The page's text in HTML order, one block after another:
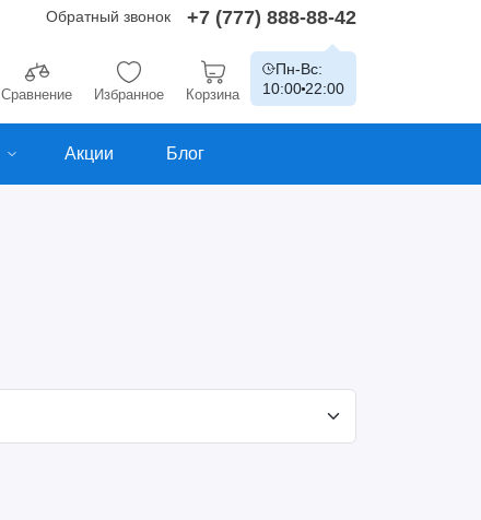
Обратный звонок +7 (777) 888-88-42
Сравнение Избранное Корзина
Пн-Вс:
10:00 22:00
Акции Блог